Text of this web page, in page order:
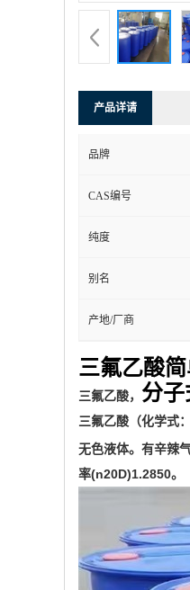
产品详请
品牌
CAS编号
纯度
别名
产地/厂商
三氟乙酸
三氟乙酸， 分子
三氟乙酸（化学式
无色液体。有辛辣
率(n20D)1.2850。